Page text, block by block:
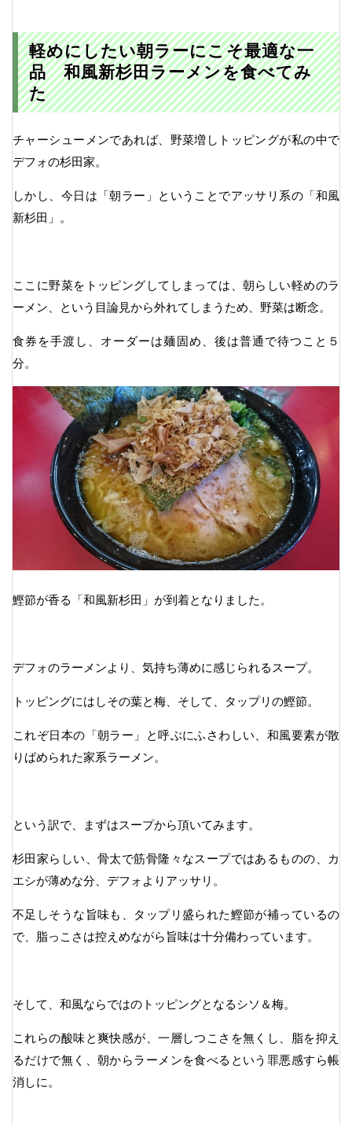
軽めにしたい朝ラーにこそ最適な一
品 和風新杉田ラーメンを食べてみ
た
チャーシューメンであれば、野菜増しトッピングが私の中で
デフォの杉田家。
しかし、今日は「朝ラー」ということでアッサリ系の「和風
新杉田」。
ここに野菜をトッピングしてしまっては、朝らしい軽めのラ
ーメン、という目論見から外れてしまうため、野菜は断念。
食券を手渡し、オーダーは麺固め、後は普通で待つこと５
分。
鰹節が香る「和風新杉田」が到着となりました。
デフォのラーメンより、気持ち薄めに感じられるスープ。
トッピングにはしその葉と梅、そして、タップリの鰹節。
これぞ日本の「朝ラー」と呼ぶにふさわしい、和風要素が散
りばめられた家系ラーメン。
という訳で、まずはスープから頂いてみます。
杉田家らしい、骨太で筋骨隆々なスープではあるものの、カ
エシが薄めな分、デフォよりアッサリ。
不足しそうな旨味も、タップリ盛られた鰹節が補っているの
で、脂っこさは控えめながら旨味は十分備わっています。
そして、和風ならではのトッピングとなるシソ＆梅。
これらの酸味と爽快感が、一層しつこさを無くし、脂を抑え
るだけで無く、朝からラーメンを食べるという罪悪感すら帳
消しに。